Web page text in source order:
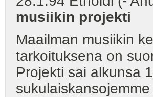
musiikin projekti
Maailman musiikin
tarkoituksena on
Projekti sai alkunsa